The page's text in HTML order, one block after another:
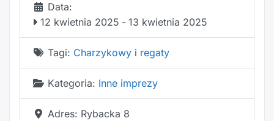
Data:
12 kwietnia 2025 - 13 kwietnia 2025
Tagi: Charzykowy i regaty
Kategoria: Inne imprezy
Adres: Rybacka 8